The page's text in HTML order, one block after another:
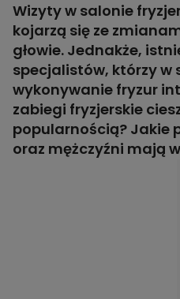
Wizyty w salonie
kojarzą się ze
głowie. Jednakże,
specjalistów, którzy w
wykonywanie fryzur
zabiegi fryzjerskie
popularnością? Jakie
oraz mężczyźni mają